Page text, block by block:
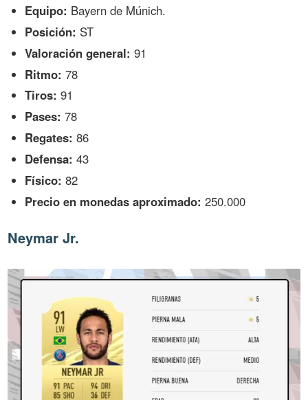
Equipo: Bayern de Múnich.
Posición: ST
Valoración general: 91
Ritmo: 78
Tiros: 91
Pases: 78
Regates: 86
Defensa: 43
Físico: 82
Precio en monedas aproximado: 250.000
Neymar Jr.